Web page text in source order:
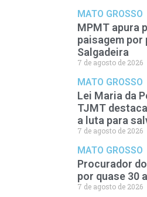
MATO GROSSO
MPMT apura
paisagem
Salgadeira
7 de agosto de 2026
MATO GROSSO
Lei Maria da
TJMT
a luta para
7 de agosto de 2026
MATO GROSSO
Procurador
por quase 30
7 de agosto de 2026